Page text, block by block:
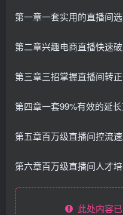
第一章一套实用的直播间
第二章兴趣电商直播快速
第三章三招掌握直播间转
第四章一套99%有效的延
第五章百万级直播间控流
第六章百万级直播间人才
此处内容已